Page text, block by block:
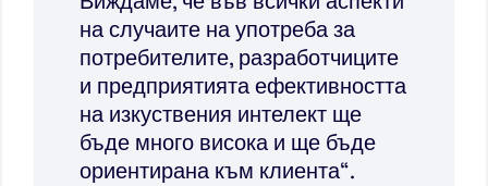
на случаите на употреба за
потребителите, разработчиците
и предприятията ефективността
на изкуствения интелект ще
бъде много висока и ще бъде
ориентирана към клиента“.